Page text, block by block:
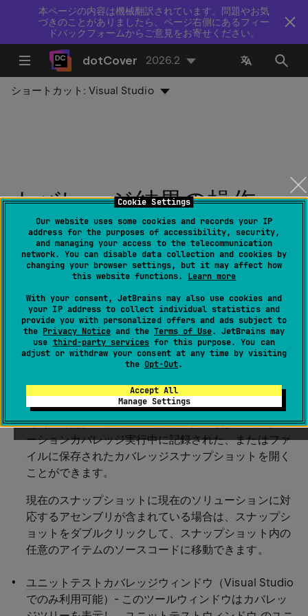
Cookie Settings
Our website uses some cookies and records your IP
address for the purposes of accessibility, security,
and managing your access to the telecommunication
network. You can disable data collection and cookies by
changing your browser settings, but it may affect how
this website functions. Learn more
With your consent, JetBrains may also use cookies and
your IP address to collect individual statistics and
provide you with personalized offers and ads subject to
the Privacy Noticeand the Terms of Use. JetBrains may
use third-party servicesfor this purpose. You can
adjust or withdraw your consent at any time by visiting
the Opt-Out.
Accept All
Manage Settings
本ページの内容は機械翻訳されています。問題やお気
づきのことがありましたら、ページ右側にあるフィー
ドバックフォームからご意見をお寄せください。
dotCover 2026.2
ショートカット:Visual Studio
カバレッジ結果の操作
最終更新日： 2026 年 7 月 14 日
どの種類のカバレッジ分析を行う場合でも、ユニットテ
たはサーバー側テストのカバレッジでも、dotCover はカ
バレッジ結果をカバレッジスナップショット に保存しま
す。 その後、次のいずれかの方法でこれらの結果をさら
に詳しく調べることができます。
カバレッジ結果ブラウザーウィンドウ
（Visual Studio
とdotCover スタンドアロンアプリケーションの両方
で利用可能）- このツールウィンドウでは、アプリケ
ーションカバレッジ実行中に記録された、またはファ
イルに保存されたカバレッジスナップショットを開く
ことができます。
現在のスナップショットに現在のソリューションに対
応するアセンブリが含まれている場合は、スナップシ
ョットをダブルクリックして、スナップショット内の
任意のアイテムのソースコードに移動できます。
ユニットテストカバレッジウィンドウ（Visual Studio
でのみ利用可能）- このツールウィンドウはカバレッ